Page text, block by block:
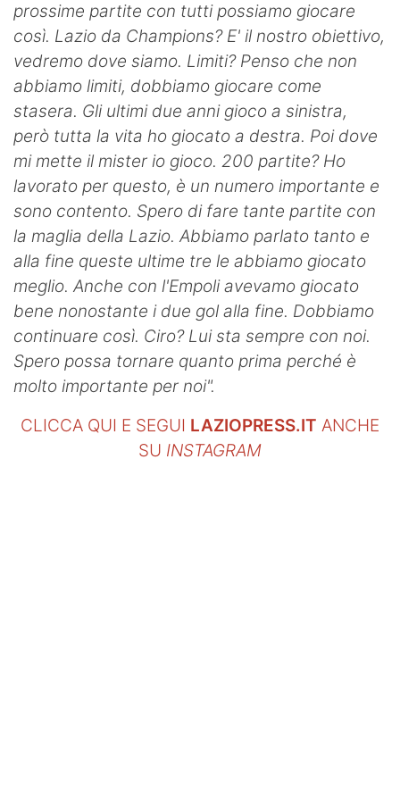
prossime partite con tutti possiamo giocare
così. Lazio da Champions? E' il nostro obiettivo,
vedremo dove siamo. Limiti? Penso che non
abbiamo limiti, dobbiamo giocare come
stasera. Gli ultimi due anni gioco a sinistra,
però tutta la vita ho giocato a destra. Poi dove
mi mette il mister io gioco. 200 partite? Ho
lavorato per questo, è un numero importante e
sono contento. Spero di fare tante partite con
la maglia della Lazio. Abbiamo parlato tanto e
alla fine queste ultime tre le abbiamo giocato
meglio. Anche con l'Empoli avevamo giocato
bene nonostante i due gol alla fine. Dobbiamo
continuare così. Ciro? Lui sta sempre con noi.
Spero possa tornare quanto prima perché è
molto importante per noi".
CLICCA QUI E SEGUI LAZIOPRESS.IT ANCHE
SU INSTAGRAM